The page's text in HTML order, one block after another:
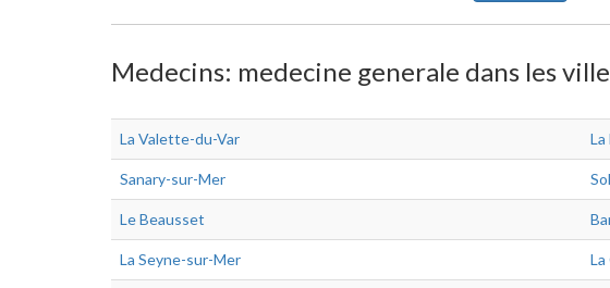
Medecins: medecine generale dans les
La Valette-du-Var La
Sanary-sur-Mer
Le Beausset
La Seyne-sur-Mer La